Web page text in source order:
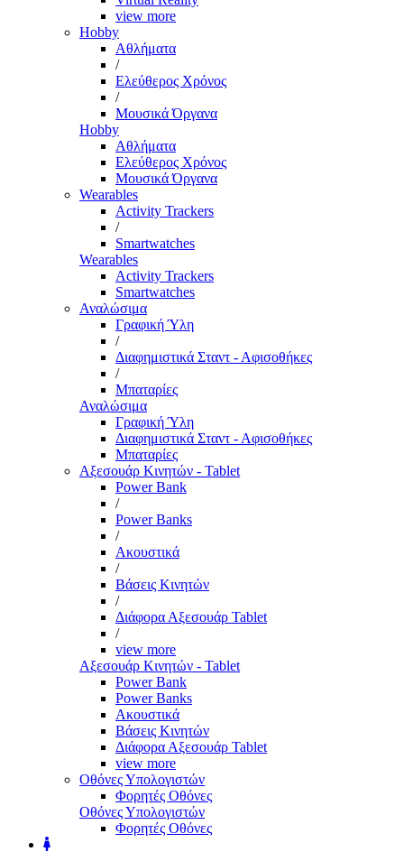
view more
Hobby
Αθλήματα
/
Ελεύθερος Χρόνος
/
Μουσικά Όργανα
Hobby
Αθλήματα
Ελεύθερος Χρόνος
Μουσικά Όργανα
Wearables
Activity Trackers
/
Smartwatches
Wearables
Activity Trackers
Smartwatches
Αναλώσιμα
Γραφική Ύλη
/
Διαφημιστικά Σταντ - Αφισοθήκες
/
Μπαταρίες
Αναλώσιμα
Γραφική Ύλη
Διαφημιστικά Σταντ - Αφισοθήκες
Μπαταρίες
Αξεσουάρ Κινητών - Tablet
Power Bank
/
Power Banks
/
Ακουστικά
/
Βάσεις Κινητών
/
Διάφορα Αξεσουάρ Tablet
/
view more
Αξεσουάρ Κινητών - Tablet
Power Bank
Power Banks
Ακουστικά
Βάσεις Κινητών
Διάφορα Αξεσουάρ Tablet
view more
Οθόνες Υπολογιστών
Φορητές Οθόνες
Οθόνες Υπολογιστών
Φορητές Οθόνες